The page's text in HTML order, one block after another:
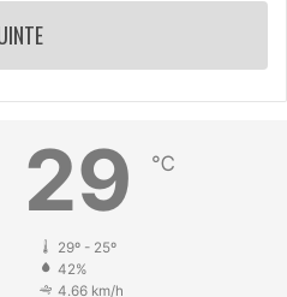
29 ℃
29º - 25º
42%
4.66 km/h